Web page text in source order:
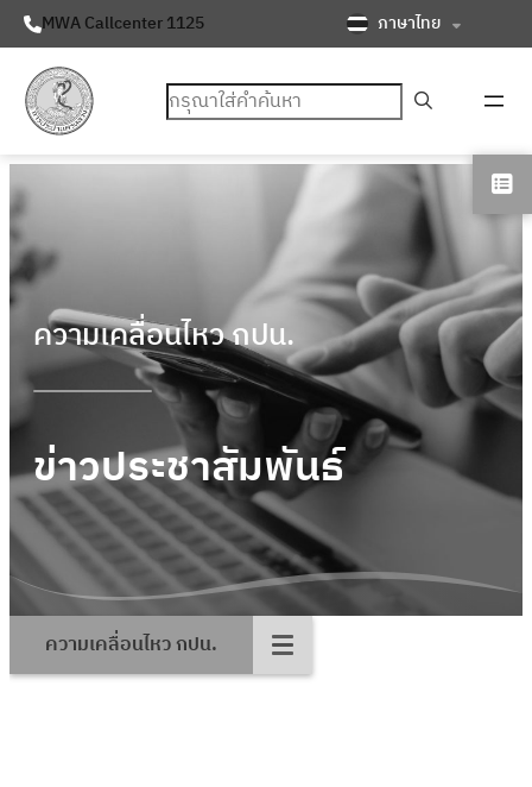
MWA Callcenter 1125 ภาษาไทย
ค้นหา
ความเคลื่อนไหว กปน.
ข่าวประชาสัมพันธ์
ความเคลื่อนไหว กปน.